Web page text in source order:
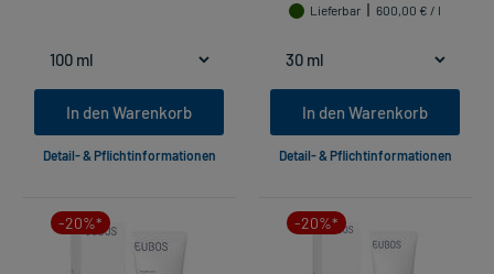
In den Warenkorb
Detail- & Pflichtinformationen
Lieferbar
600,00 € / l
In den Warenkorb
Detail- & Pflichtinformationen
-20%* -20%*